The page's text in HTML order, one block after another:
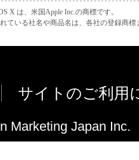
X は、米国Apple Inc.の商標です。
ている社名や商品名は、各社の登録商標
サイトのご利用
Marketing Japan Inc.